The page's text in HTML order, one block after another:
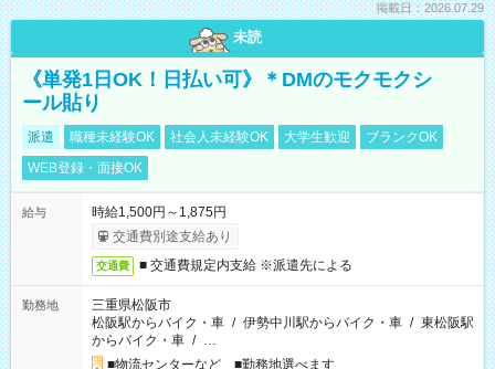
掲載日：2026.07.29
未読
《単発1日OK！日払い可》＊DMのモクモクシ
ール貼り
派遣 職種未経験OK 社会人未経験OK 大学生歓迎
ブランクOK
WEB登録・面接OK
給与
時給1,500円～1,875円
交通費別途支給あり
交通費 ■ 交通費規定内支給 ※派遣先による
勤務地
三重県松阪市
松阪駅からバイク・車 / 伊勢中川駅からバイク・車 / 東松阪駅
からバイク・車 / …
■物流センターなど ■勤務地選べます